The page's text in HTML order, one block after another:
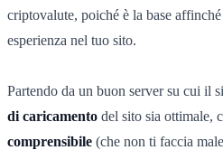
criptovalute, poiché è la base
esperienza nel tuo sito.
Partendo da un buon server su cui il
di caricamento del sito sia ottimale,
comprensibile (che non ti faccia